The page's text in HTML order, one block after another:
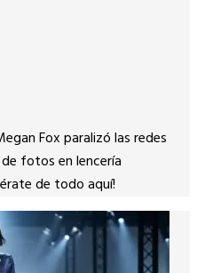
Fox paralizó las redes
fotos en lencería
de todo aquí!